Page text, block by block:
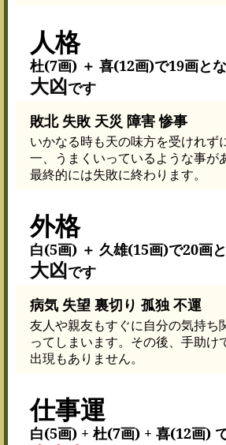
人格
杜(7画) ＋ 喜(12画)で19画と
大凶です
敗北 失敗 天災 障害 惨事
いかなる時も天の味方を受けれず
一、うまくいっているような事が
最終的には失敗に終わります。
外格
白(5画) ＋ 久雄(15画)で20画
大凶です
病気 失望 裏切り 孤独 不運
友人や親友もすぐに自分の気持ち
ってしまいます。その後、手助け
出現もありません。
仕事運
白(5画) + 杜(7画) + 喜(12画)